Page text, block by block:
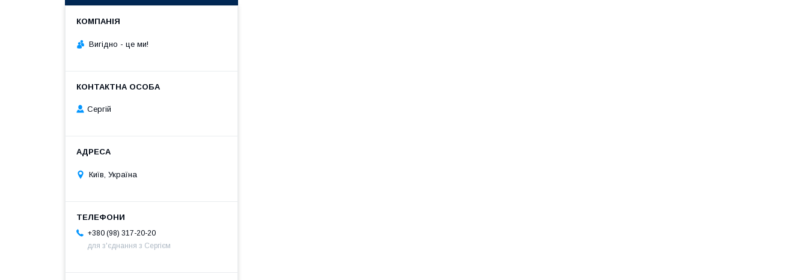
Вигiдно - це ми!
Сергій
Київ, Україна
+380 (98) 317-20-20
для з'єднання з Сергієм